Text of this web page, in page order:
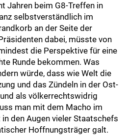
Jahren beim G8-Treffen in
selbstverständlich im
an der Seite der
dabei, müsste von
die Perspektive für eine
Runde bekommen. Was
würde, dass wie Welt die
und das Zündeln in der Ost-
als völkerrechtswidrig
man mit dem Macho im
den Augen vieler Staatschefs
Hoffnungsträger galt.